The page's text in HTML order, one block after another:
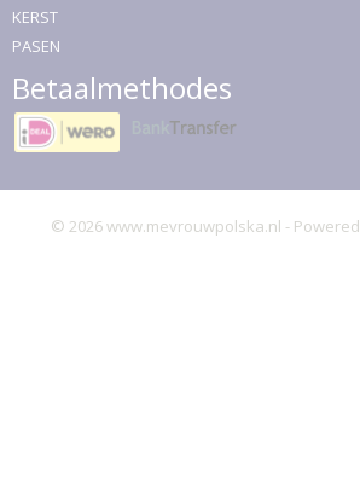
KERST
PASEN
Betaalmethodes
© 2026 www.mevrouwpolska.nl -